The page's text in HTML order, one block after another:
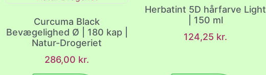
Curcuma Black
Bevægelighed Ø | 180 kap |
Natur-Drogeriet
286,00 kr.
Herbatint 5D hårfarve Light
| 150 ml
124,25 kr.